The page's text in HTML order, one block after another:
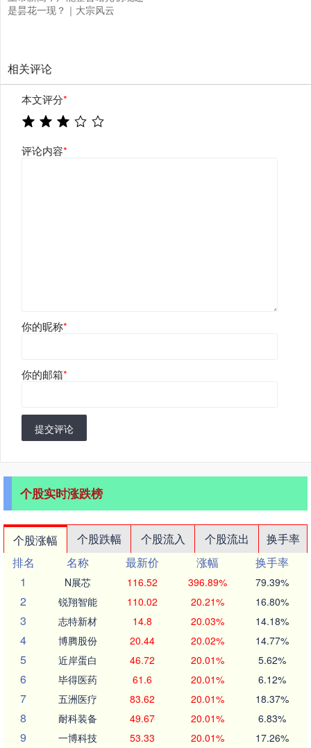
是昙花一现？｜大宗风云
相关评论
本文评分*
评论内容*
你的昵称*
你的邮箱*
提交评论
个股实时涨跌榜
个股涨幅 个股跌幅 个股流入 个股流出
换手率
排名
名称 最新价 涨幅
换手率
1
N展芯 116.52 396.89% 79.39%
2 锐翔智能 110.02 20.21% 16.80%
3 志特新材 14.8 20.03% 14.18%
4 博腾股份 20.44 20.02% 14.77%
5 近岸蛋白 46.72 20.01% 5.62%
6 毕得医药 61.6 20.01% 6.12%
7 五洲医疗 83.62 20.01% 18.37%
8 耐科装备 49.67 20.01% 6.83%
9 一博科技 53.33 20.01% 17.26%